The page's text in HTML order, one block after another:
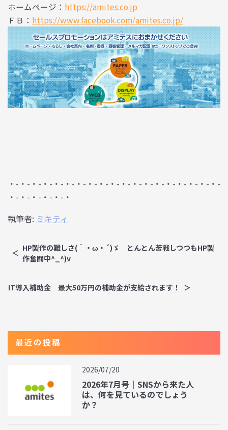
ホームページ： https://amites.co.jp
ＦＢ： https://www.facebook.com/amites.co.jp/
・-・-・-・-・-・-・-・-・-・-・-・-・-・-・-・-・-・-・-
・-・-・-・-・-・
執筆者: ミキティ
HP製作の難しさ(｀・ω・´)ゞ とんとん苦戦しつつもHP製
作奮闘中^_^)v
IT導入補助金 最大50万円の補助金が支給されます！
最近の投稿
2026/07/20
2026年7月号｜SNSから来た人
は、何を見ているのでしょう
か？